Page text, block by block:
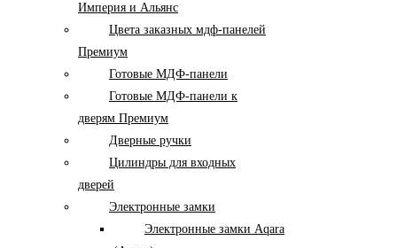
Империя и Альянс
Цвета заказных мдф-панелей
Премиум
Готовые МДФ-панели
Готовые МДФ-панели к
дверям Премиум
Дверные ручки
Цилиндры для входных
дверей
Электронные замки
Электронные замки Aqara